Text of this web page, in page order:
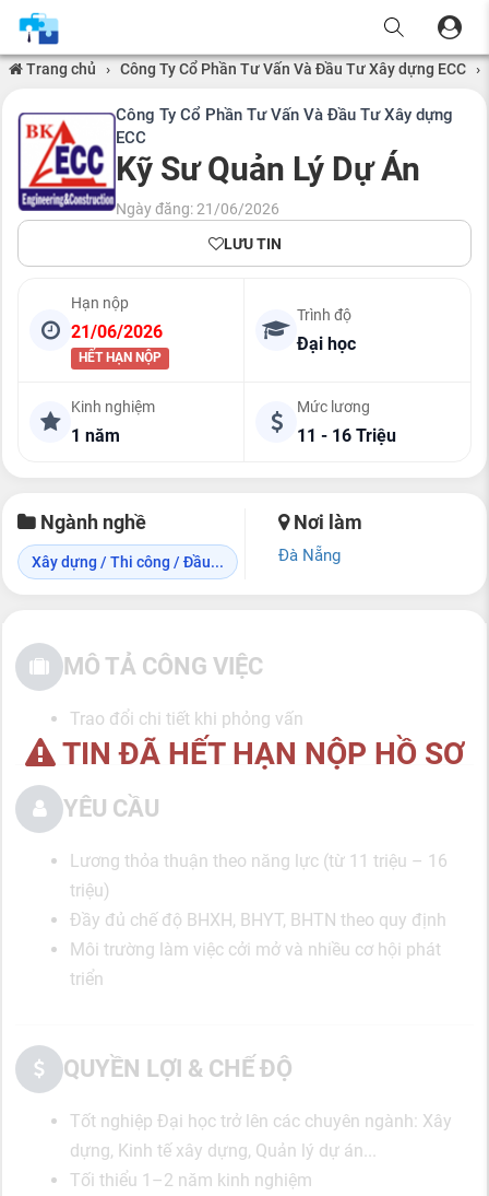
Trang chủ › Công Ty Cổ Phần Tư Vấn Và Đầu Tư Xây dựng ECC ›
Công Ty Cổ Phần Tư Vấn Và Đầu Tư Xây dựng
ECC
Kỹ Sư Quản Lý Dự Án
Ngày đăng: 21/06/2026
LƯU TIN
Hạn nộp
21/06/2026
HẾT HẠN NỘP
Trình độ
Đại học
Kinh nghiệm
1 năm
Mức lương
11 - 16 Triệu
Ngành nghề
Xây dựng / Thi công / Đầu...
Nơi làm
Đà Nẵng
TIN ĐÃ HẾT HẠN NỘP HỒ SƠ
MÔ TẢ CÔNG VIỆC
Trao đổi chi tiết khi phỏng vấn
YÊU CẦU
Lương thỏa thuận theo năng lực (từ 11 triệu – 16
triệu)
Đầy đủ chế độ BHXH, BHYT, BHTN theo quy định
Môi trường làm việc cởi mở và nhiều cơ hội phát
triển
QUYỀN LỢI & CHẾ ĐỘ
Tốt nghiệp Đại học trở lên các chuyên ngành: Xây
dựng, Kinh tế xây dựng, Quản lý dự án...
Tối thiểu 1–2 năm kinh nghiệm